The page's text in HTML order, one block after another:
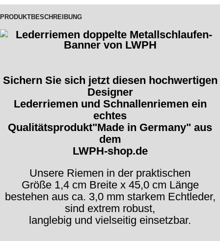
PRODUKTBESCHREIBUNG
Sichern Sie sich jetzt diesen hochwertigen
Designer
Lederriemen und Schnallenriemen ein
echtes
Qualitätsprodukt"Made in Germany" aus
dem
LWPH-shop.de
Unsere Riemen in der praktischen
Größe 1,4 cm Breite x 45,0 cm Länge
bestehen aus ca. 3,0 mm starkem Echtleder,
sind extrem robust,
langlebig und vielseitig einsetzbar.